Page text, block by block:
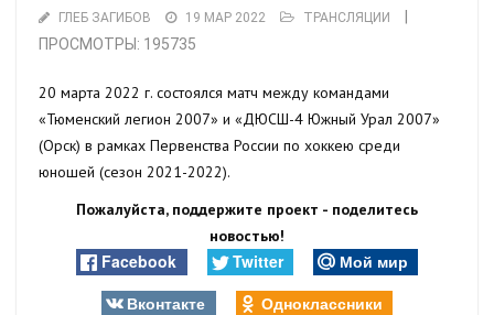
ГЛЕБ ЗАГИБОВ 19 МАР 2022 ТРАНСЛЯЦИИ
ПРОСМОТРЫ: 195735
20 марта 2022 г. состоялся матч между командами
«Тюменский легион 2007» и «ДЮСШ-4 Южный Урал 2007»
(Орск) в рамках Первенства России по хоккею среди
юношей (сезон 2021-2022).
Пожалуйста, поддержите проект - поделитесь
новостью!
Facebook Twitter
Мой мир
Вконтакте
Одноклассники